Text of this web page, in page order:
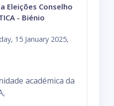
Eleições Conselho
- Biénio
15 January 2025,
académica da